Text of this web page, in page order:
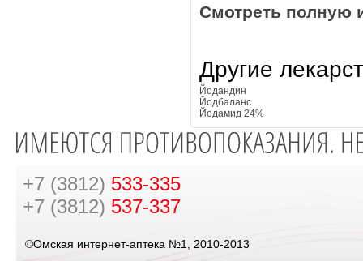
Смотреть полную
Другие
Йодандин
Йодбаланс
Йодамид 24%
+7 (3812) 533-335
+7 (3812) 537-337
©Омская интернет-аптека №1, 2010-2013